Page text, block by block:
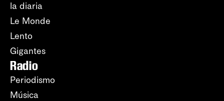
la diaria
Le Monde
Lento
Gigantes
Radio
Periodismo
Música